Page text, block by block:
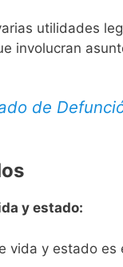
utilidades
involucran
de
y estado:
vida y estado